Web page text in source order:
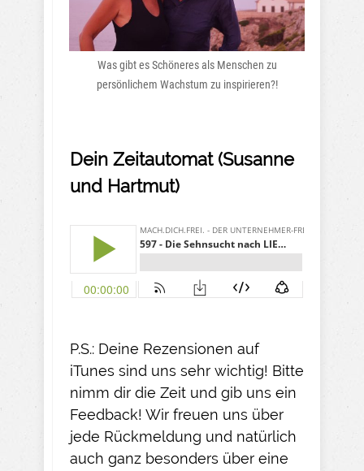
Was gibt es Schöneres als Menschen zu
persönlichem Wachstum zu inspirieren?!
Dein Zeitautomat (Susanne
und Hartmut)
P.S.: Deine Rezensionen auf
iTunes sind uns sehr wichtig! Bitte
nimm dir die Zeit und gib uns ein
Feedback! Wir freuen uns über
jede Rückmeldung und natürlich
auch ganz besonders über eine